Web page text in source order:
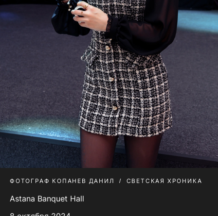
ФОТОГРАФ КОПАНЕВ ДАНИЛ СВЕТСКАЯ ХРОНИКА
Astana Banquet Hall